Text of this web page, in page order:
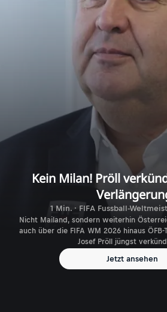
Kein Milan! Pröll
1 Min. · FIFA Fussball-
Nicht Mailand, sondern weiterhin
auch über die FIFA WM 2026 hinaus
Josef Pröll jüngst
Jetzt ansehen